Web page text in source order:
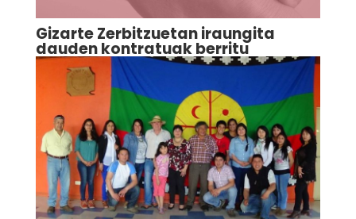
Gizarte Zerbitzuetan iraungita
dauden kontratuak berritu